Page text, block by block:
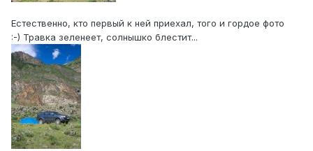
Естественно, кто первый к ней приехал, того и гордое фото
:-) Травка зеленеет, солнышко блестит...